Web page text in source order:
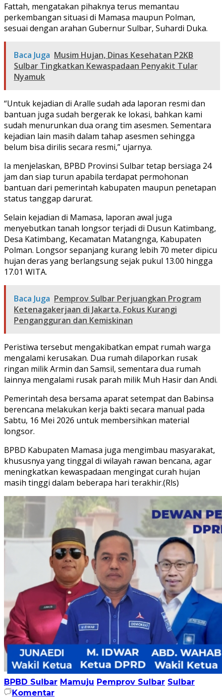
Fattah, mengatakan pihaknya terus memantau
perkembangan situasi di Mamasa maupun Polman,
sesuai dengan arahan Gubernur Sulbar, Suhardi Duka.
Baca Juga Musim Hujan, Dinas Kesehatan P2KB
Sulbar Tingkatkan Kewaspadaan Penyakit Tular
Nyamuk
“Untuk kejadian di Aralle sudah ada laporan resmi dan
bantuan juga sudah bergerak ke lokasi, bahkan kami
sudah menurunkan dua orang tim asesmen. Sementara
kejadian lain masih dalam tahap asesmen sehingga
belum bisa dirilis secara resmi,” ujarnya.
Ia menjelaskan, BPBD Provinsi Sulbar tetap bersiaga 24
jam dan siap turun apabila terdapat permohonan
bantuan dari pemerintah kabupaten maupun penetapan
status tanggap darurat.
Selain kejadian di Mamasa, laporan awal juga
menyebutkan tanah longsor terjadi di Dusun Katimbang,
Desa Katimbang, Kecamatan Matangnga, Kabupaten
Polman. Longsor sepanjang kurang lebih 70 meter dipicu
hujan deras yang berlangsung sejak pukul 13.00 hingga
17.01 WITA.
Baca Juga Pemprov Sulbar Perjuangkan Program
Ketenagakerjaan di Jakarta, Fokus Kurangi
Pengangguran dan Kemiskinan
Peristiwa tersebut mengakibatkan empat rumah warga
mengalami kerusakan. Dua rumah dilaporkan rusak
ringan milik Armin dan Samsil, sementara dua rumah
lainnya mengalami rusak parah milik Muh Hasir dan Andi.
Pemerintah desa bersama aparat setempat dan Babinsa
berencana melakukan kerja bakti secara manual pada
Sabtu, 16 Mei 2026 untuk membersihkan material
longsor.
BPBD Kabupaten Mamasa juga mengimbau masyarakat,
khususnya yang tinggal di wilayah rawan bencana, agar
meningkatkan kewaspadaan mengingat curah hujan
masih tinggi dalam beberapa hari terakhir.(Rls)
BPBD Sulbar Mamuju Pemprov Sulbar Sulbar
Komentar